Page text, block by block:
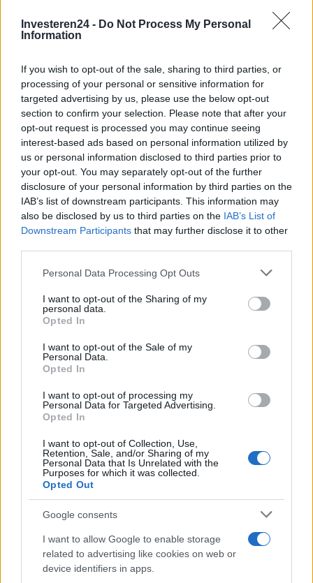
Investeren24 - Do Not Process My Personal
Information
If you wish to opt-out of the sale, sharing to third parties, or
processing of your personal or sensitive information for
targeted advertising by us, please use the below opt-out
section to confirm your selection. Please note that after your
opt-out request is processed you may continue seeing
interest-based ads based on personal information utilized by
us or personal information disclosed to third parties prior to
your opt-out. You may separately opt-out of the further
disclosure of your personal information by third parties on the
IAB’s list of downstream participants. This information may
also be disclosed by us to third parties on the IAB’s List of
Downstream Participants that may further disclose it to other
Please note that this website/app uses one or more Google
not limited to your visit or usage behaviour. You may click to
grant or deny consent to Google and its third-party tags to
use your data for below specified purposes in below Google
consent section.
Personal Data Processing Opt Outs
I want to opt-out of the Sharing of my
personal data.
Opted In
I want to opt-out of the Sale of my
Personal Data.
Opted In
I want to opt-out of processing my
Personal Data for Targeted Advertising.
Opted In
I want to opt-out of Collection, Use,
Retention, Sale, and/or Sharing of my
Personal Data that Is Unrelated with the
Purposes for which it was collected.
Opted Out
Google consents
I want to allow Google to enable storage
related to advertising like cookies on web or
device identifiers in apps.
Verder lezen
NEWS
Brentolie daalt naar 91,82 dollar: een week van teruggang in
grondstoffen
Sanne De Vries · 5 aug 2026